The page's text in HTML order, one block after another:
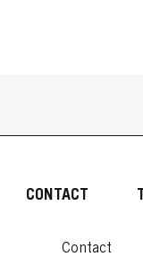
CONTACT
Contact